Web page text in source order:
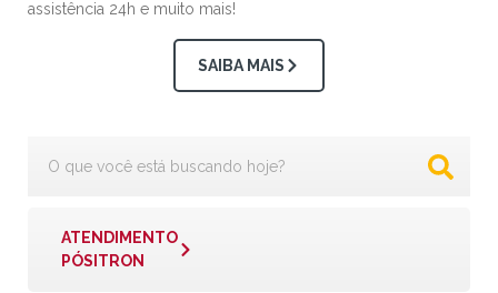
assistência 24h e muito mais!
SAIBA MAIS
ATENDIMENTO
PÓSITRON